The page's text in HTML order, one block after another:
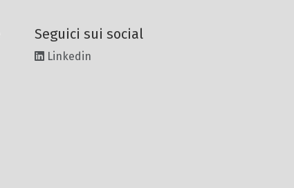
Seguici sui social
Linkedin